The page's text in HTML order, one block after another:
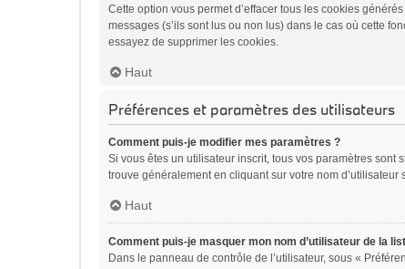
Cette option vous permet d’effacer tous les cookies
messages (s’ils sont lus ou non lus) dans le cas où cette
essayez de supprimer les cookies.
Haut
Préférences et paramètres des utilisateurs
Comment puis-je modifier mes paramètres ?
Si vous êtes un utilisateur inscrit, tous vos paramètres sont
trouve généralement en cliquant sur votre nom
Haut
Comment puis-je masquer mon nom d’utilisateur de la
Dans le panneau de contrôle de l’utilisateur, sous «